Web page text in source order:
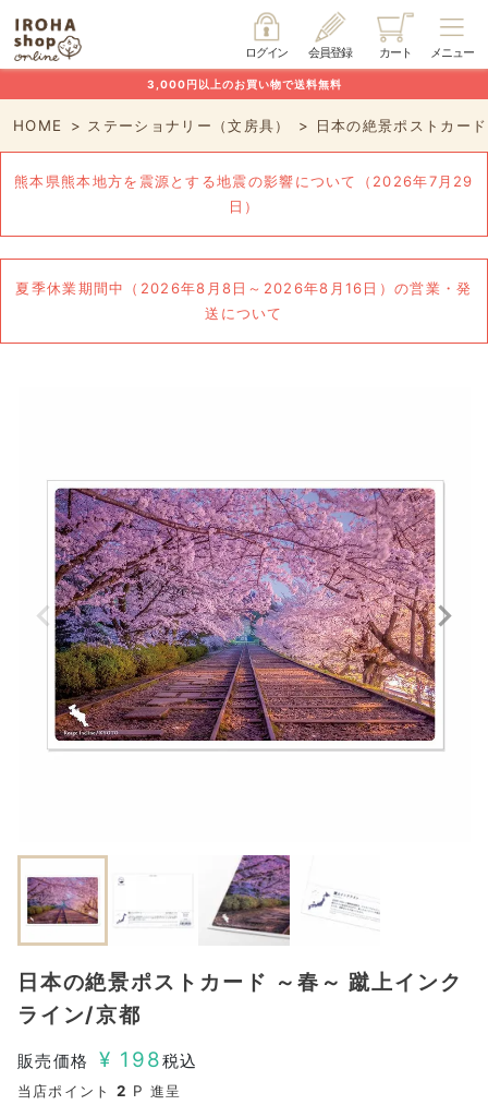
メニュー
カート
会員登録
ログイン
3,000円以上のお買い物で送料無料
HOME ステーショナリー（文房具） 日本の絶景ポストカー
熊本県熊本地方を震源とする地震の影響について（2026年7月29
日）
夏季休業期間中（2026年8月8日～2026年8月16日）の営業・発
送について
日本の絶景ポストカード ～春～ 蹴上インク
ライン/京都
販売価格 ¥ 198税込
当店ポイント 2 P 進呈